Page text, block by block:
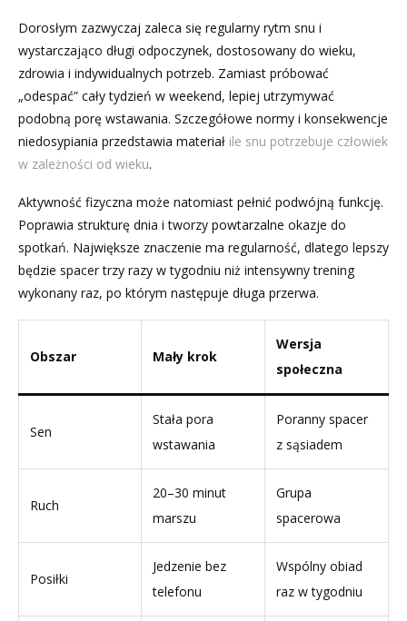
Dorosłym zazwyczaj zaleca się regularny rytm snu i
wystarczająco długi odpoczynek, dostosowany do wieku,
zdrowia i indywidualnych potrzeb. Zamiast próbować
„odespać” cały tydzień w weekend, lepiej utrzymywać
podobną porę wstawania. Szczegółowe normy i konsekwencje
niedosypiania przedstawia materiał ile snu potrzebuje człowiek
w zależności od wieku.
Aktywność fizyczna może natomiast pełnić podwójną funkcję.
Poprawia strukturę dnia i tworzy powtarzalne okazje do
spotkań. Największe znaczenie ma regularność, dlatego lepszy
będzie spacer trzy razy w tygodniu niż intensywny trening
wykonany raz, po którym następuje długa przerwa.
Obszar Mały krok
Wersja
społeczna
Sen
Stała pora
wstawania
Poranny spacer
z sąsiadem
Ruch
20–30 minut
marszu
Grupa
spacerowa
Posiłki
Jedzenie bez
telefonu
Wspólny obiad
raz w tygodniu